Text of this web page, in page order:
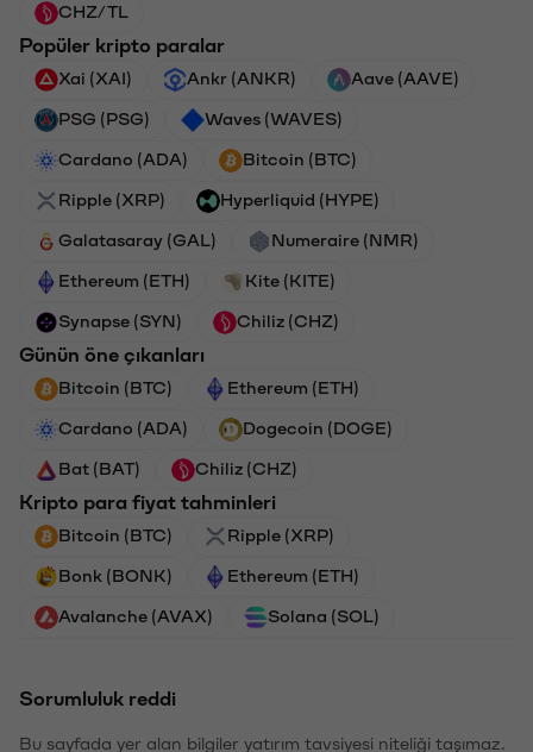
CHZ/TL
Popüler kripto paralar
Xai (XAI) Ankr (ANKR) Aave (AAVE)
PSG (PSG) Waves (WAVES)
Cardano (ADA) Bitcoin (BTC)
Ripple (XRP) Hyperliquid (HYPE)
Galatasaray (GAL) Numeraire (NMR)
Ethereum (ETH) Kite (KITE)
Synapse (SYN) Chiliz (CHZ)
Günün öne çıkanları
Bitcoin (BTC) Ethereum (ETH)
Cardano (ADA) Dogecoin (DOGE)
Bat (BAT) Chiliz (CHZ)
Kripto para fiyat tahminleri
Bitcoin (BTC) Ripple (XRP)
Bonk (BONK) Ethereum (ETH)
Avalanche (AVAX) Solana (SOL)
Sorumluluk reddi
Bu sayfada yer alan bilgiler yatırım tavsiyesi niteliği taşımaz.